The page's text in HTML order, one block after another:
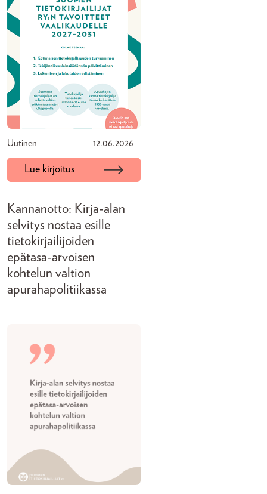
Uutinen 12.06.2026
Lue kirjoitus
Kannanotto: Kirja-alan
selvitys nostaa esille
tietokirjailijoiden
epätasa-arvoisen
kohtelun valtion
apurahapolitiikassa